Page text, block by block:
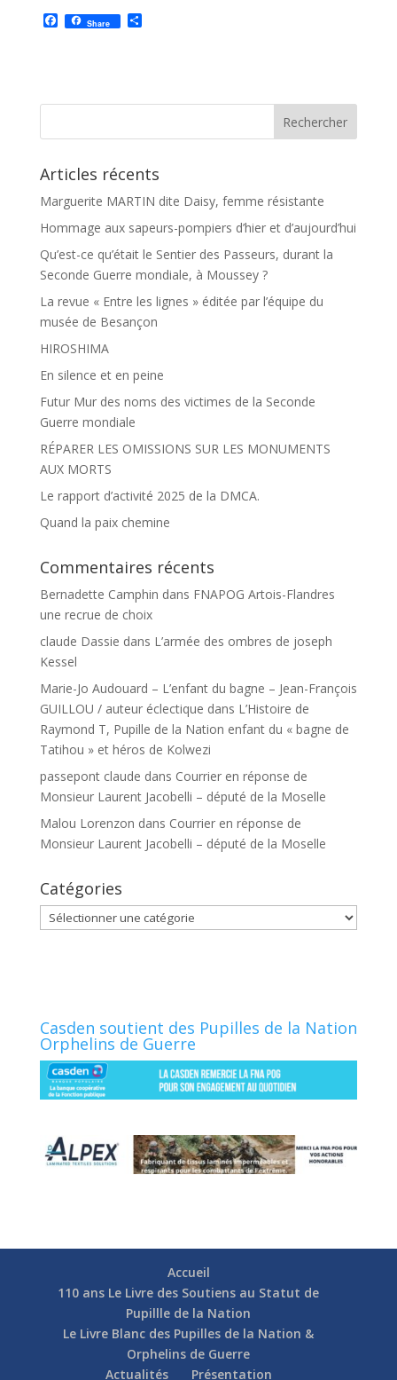
F
a
o
Share P
e
Articles récents
Marguerite MARTIN dite Daisy, femme résistante
Hommage aux sapeurs-pompiers d’hier et d’aujourd’hui
Qu’est-ce qu’était le Sentier des Passeurs, durant la
Seconde Guerre mondiale, à Moussey ?
La revue « Entre les lignes » éditée par l’équipe du
musée de Besançon
HIROSHIMA
En silence et en peine
Futur Mur des noms des victimes de la Seconde
Guerre mondiale
RÉPARER LES OMISSIONS SUR LES MONUMENTS
AUX MORTS
Le rapport d’activité 2025 de la DMCA.
Quand la paix chemine
Commentaires récents
Bernadette Camphin dans FNAPOG Artois-Flandres
une recrue de choix
claude Dassie dans L’armée des ombres de joseph
Kessel
Marie-Jo Audouard – L’enfant du bagne – Jean-François
GUILLOU / auteur éclectique dans L’Histoire de
Raymond T, Pupille de la Nation enfant du « bagne de
Tatihou » et héros de Kolwezi
passepont claude dans Courrier en réponse de
Monsieur Laurent Jacobelli – député de la Moselle
Malou Lorenzon dans Courrier en réponse de
Monsieur Laurent Jacobelli – député de la Moselle
Catégories
Catégories
Casden soutient des Pupilles de la Nation
Orphelins de Guerre
Accueil
110 ans Le Livre des Soutiens au Statut de
Pupillle de la Nation
Le Livre Blanc des Pupilles de la Nation &
Orphelins de Guerre
Actualités
Présentation